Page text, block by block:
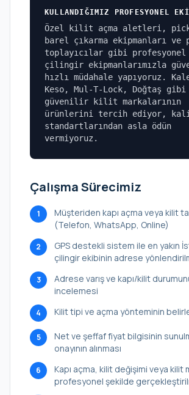
KULLANDIĞIMIZ PROFESYONEL
Özel kilit açma aletleri,
barel çıkarma ekipmanları ve
toplayıcılar gibi profesyonel
çilingir ekipmanlarımızla
hızlı müdahale yapıyoruz.
Keso, Mul-T-Lock, Doğtaş gibi
güvenilir kilit markalarının
ürünlerini tercih ediyor,
standartlarından asla ödün
vermiyoruz.
Çalışma Sürecimiz
1
Müşteriden kapı açma veya kilit
(Telefon, WhatsApp, Online)
2
GPS destekli sistem ile en yakın
çilingir ekibinin adrese
3
Adrese varış ve kapı/kilit
incelemesi
4 Kilit tipi ve açma yönteminin
5
Net ve şeffaf fiyat bilgisinin
onayının alınması
6
Kapı açma, kilit değişimi veya kilit
profesyonel şekilde